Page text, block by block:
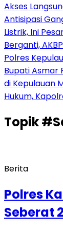
Akses
Antisipasi
Listrik, Ini
Berganti,
Polres
Bupati Asmar
di Kepulauan
Hukum,
Topik
Berita
Polres
Seberat